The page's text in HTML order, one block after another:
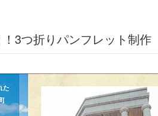
！3つ折りパンフレット制作